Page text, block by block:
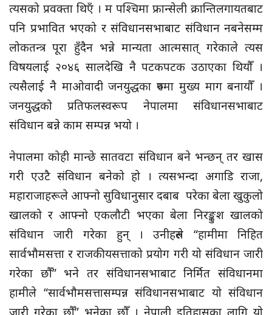
त्यसको प्रवक्ता थिएँ । म पश्चिमा फ्रान्सेली क्रान्तिलगायतबाट
पनि प्रभावित भएको र संविधानसभाबाट संविधान नबनेसम्म
लोकतन्त्र पूरा हुँदैन भन्ने मान्यता आत्मसात् गरेकाले त्यस
विषयलाई २०४६ सालदेखि नै पटकपटक उठाएका थियौँ ।
त्यसैलाई नै माओवादी जनयुद्धका रुपमा मुख्य माग बनायौँ ।
जनयुद्धको प्रतिफलस्वरूप नेपालमा संविधानसभाबाट
संविधान बन्ने काम सम्पन्न भयो ।
नेपालमा कोही मान्छे सातवटा संविधान बने भन्छन् तर खास
गरी एउटै संविधान बनेको हो । त्यसभन्दा अगाडि राजा,
महाराजाहरूले आफ्नो सुविधानुसार दबाब परेका बेला खुकुलो
खालको र आफ्नो एकलौटी भएका बेला निरङ्कुश खालको
संविधान जारी गरेका हुन् । उनीहरुले “हामीमा निहित
सार्वभौमसत्ता र राजकीयसत्ताको प्रयोग गरी यो संविधान जारी
गरेका छौँ” भने तर संविधानसभाबाट निर्मित संविधानमा
हामीले “सार्वभौमसत्तासम्पन्न संविधानसभाबाट यो संविधान